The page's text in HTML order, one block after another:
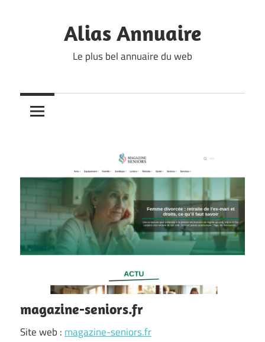
Alias Annuaire
Le plus bel annuaire du web
magazine-seniors.fr
Site web : magazine-seniors.fr